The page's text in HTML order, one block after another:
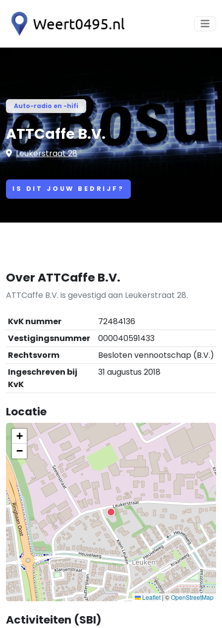
Auto-radio en -hifi
ATTCaffe B.V.
Leukerstraat 28
IS DIT JOUW BEDRIJF?
Over ATTCaffe B.V.
ATTCaffe B.V. is gevestigd aan Leukerstraat 28.
KvK nummer
72484136
Vestigingsnummer
000040591433
Rechtsvorm
Besloten vennootschap (B.V.)
Ingeschreven bij
KvK
31 augustus 2018
Locatie
+
−
Leaflet |©OpenStreetMap
Activiteiten (SBI)